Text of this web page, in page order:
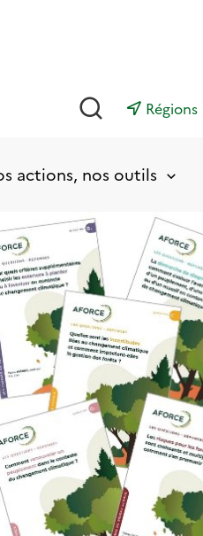
Rechercher
Régions
actions, nos outils